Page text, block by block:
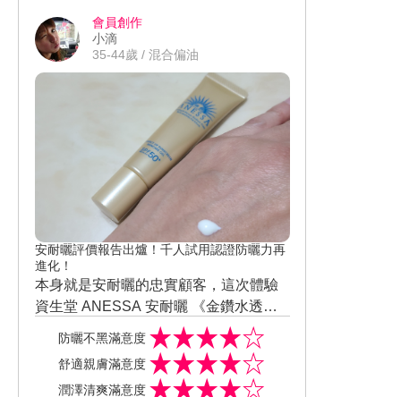
會員創作
小滴
35-44歲 / 混合偏油
安耐曬評價報告出爐！千人試用認證防曬力再
進化！
本身就是安耐曬的忠實顧客，這次體驗
資生堂 ANESSA 安耐曬 《金鑽水透妍
妝前乳 N SPF50+ PA++++，讓我擦在臉
上不會悶悶黏黏的喔。 質地：個人還滿
喜歡水乳狀 膚觸感受：擦在臉上玩去不
悶，不黏膩，滿清爽的。 防曬效果：我
防曬不黑滿意度
舒適親膚滿意度
潤澤清爽滿意度